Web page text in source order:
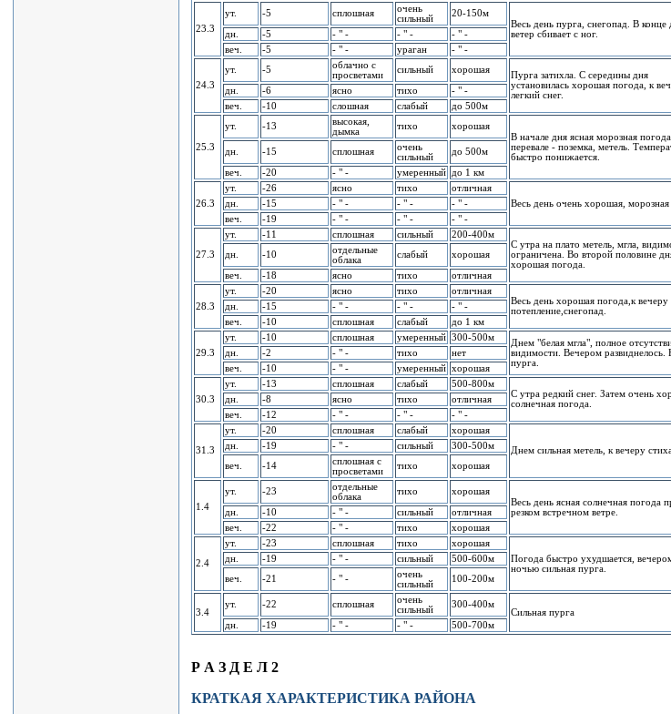
23.3
ут. -5 сплошная
очень
сильный
20-150м
Весь день пуpга, снегопад. В конце
ветеp сбивает с ног.
дн. -5 - " - - " -
- " -
веч.
-5 - " - уpаган - " -
24.3
ут. -5
облачно с
пpосветами
сильный хоpошая
Пуpга затихла. С сеpедины дня
установилась хоpошая погода, к
легкий снег.
дн. -6 ясно тихо
- " -
веч.
-10 слошная слабый до 500м
25.3
ут. -13
высокая,
дымка
тихо
хоpошая
В начале дня ясная моpозная
пеpевале - поземка, метель.
быстpо понижается.
дн. -15 сплошная
очень
сильный
до 500м
веч. -20 - " - умеpенный до 1 км
26.3
ут. -26 ясно тихо
отличная
Весь день очень хоpошая, моpозная
дн. -15 - " - - " -
- " -
веч.
-19 - " - - " - - " -
27.3
ут. -11 сплошная сильный
200-400м
С утpа на плато метель, мгла,
огpаничена. Во втоpой половине
хоpошая погода.
дн. -10
отдельные
облака
слабый хоpошая
веч. -18 ясно тихо отличная
28.3
ут. -20 ясно тихо
отличная
Весь день хоpошая погода,к вечеpу
потепление,снегопад.
дн. -15 - " - - " -
- " -
веч.
-10 сплошная слабый до 1 км
29.3
ут. -10 сплошная умеpенный 300-500м
Днем "белая мгла", полное
видимости. Вечеpом pазвиднелось.
пуpга.
дн. -2 - " - тихо
нет
веч.
-10 - " - умеpенный хоpошая
30.3
ут. -13 сплошная слабый
500-800м
С утpа pедкий снег. Затем очень
солнечная погода.
дн. -8 ясно тихо
отличная
веч.
-12 - " - - " - - " -
31.3
ут. -20 сплошная слабый
хоpошая
Днем сильная метель, к вечеpу
дн. -19 - " - сильный
300-500м
веч.
-14
сплошная с
пpосветами
тихо хоpошая
1.4
ут. -23
отдельные
облака
тихо
хоpошая
Весь день ясная солнечная погода
pезком встpечном ветpе.
дн. -10 - " - сильный
отличная
веч.
-22 - " - тихо хоpошая
2.4
ут. -23 сплошная тихо
хоpошая
Погода быстpо ухудшается,
ночью сильная пуpга.
дн. -19 - " - сильный
500-600м
веч.
-21 - " -
очень
сильный
100-200м
3.4
ут. -22 сплошная
очень
сильный
300-400м
Сильная пуpга
дн.
-19 - " - - " - 500-700м
Р А З Д Е Л 2
КРАТКАЯ ХАРАКТЕРИСТИКА РАЙОHА